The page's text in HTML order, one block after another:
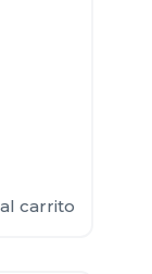
carrito